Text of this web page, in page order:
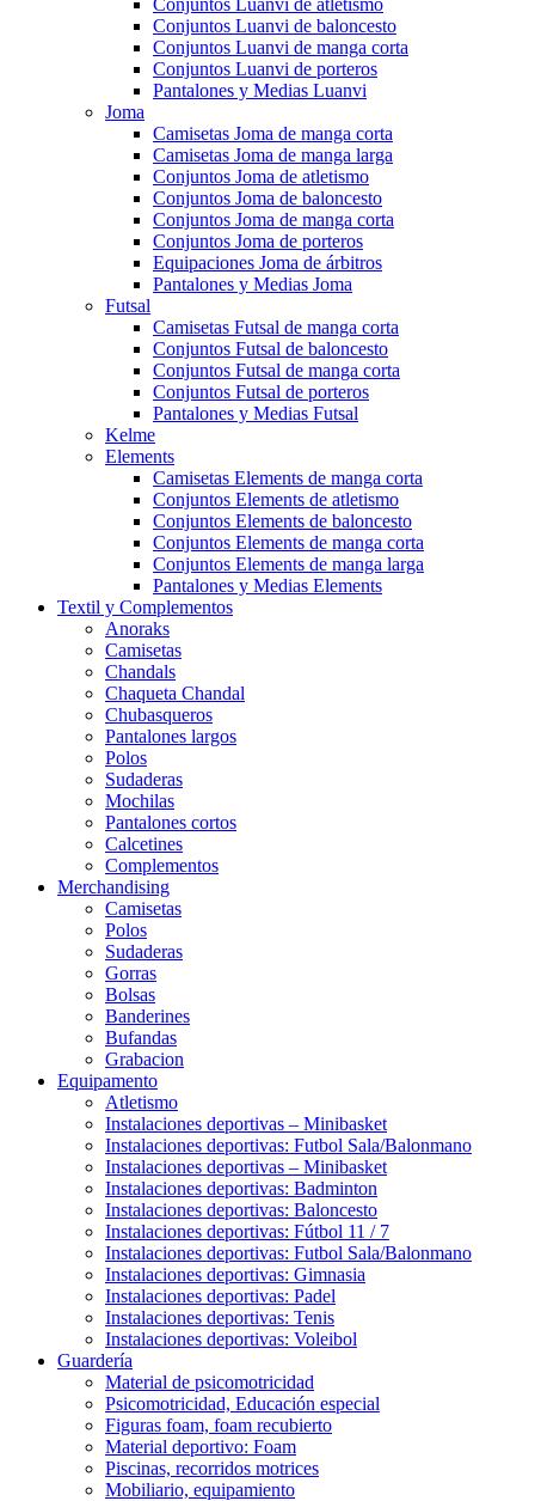
Conjuntos Luanvi de atletismo
Conjuntos Luanvi de baloncesto
Conjuntos Luanvi de manga corta
Conjuntos Luanvi de porteros
Pantalones y Medias Luanvi
Joma
Camisetas Joma de manga corta
Camisetas Joma de manga larga
Conjuntos Joma de atletismo
Conjuntos Joma de baloncesto
Conjuntos Joma de manga corta
Conjuntos Joma de porteros
Equipaciones Joma de árbitros
Pantalones y Medias Joma
Futsal
Camisetas Futsal de manga corta
Conjuntos Futsal de baloncesto
Conjuntos Futsal de manga corta
Conjuntos Futsal de porteros
Pantalones y Medias Futsal
Kelme
Elements
Camisetas Elements de manga corta
Conjuntos Elements de atletismo
Conjuntos Elements de baloncesto
Conjuntos Elements de manga corta
Conjuntos Elements de manga larga
Pantalones y Medias Elements
Textil y Complementos
Anoraks
Camisetas
Chandals
Chaqueta Chandal
Chubasqueros
Pantalones largos
Polos
Sudaderas
Mochilas
Pantalones cortos
Calcetines
Complementos
Merchandising
Camisetas
Polos
Sudaderas
Gorras
Bolsas
Banderines
Bufandas
Grabacion
Equipamento
Atletismo
Instalaciones deportivas – Minibasket
Instalaciones deportivas: Futbol Sala/Balonmano
Instalaciones deportivas – Minibasket
Instalaciones deportivas: Badminton
Instalaciones deportivas: Baloncesto
Instalaciones deportivas: Fútbol 11 / 7
Instalaciones deportivas: Futbol Sala/Balonmano
Instalaciones deportivas: Gimnasia
Instalaciones deportivas: Padel
Instalaciones deportivas: Tenis
Instalaciones deportivas: Voleibol
Guardería
Material de psicomotricidad
Psicomotricidad, Educación especial
Figuras foam, foam recubierto
Material deportivo: Foam
Piscinas, recorridos motrices
Mobiliario, equipamiento